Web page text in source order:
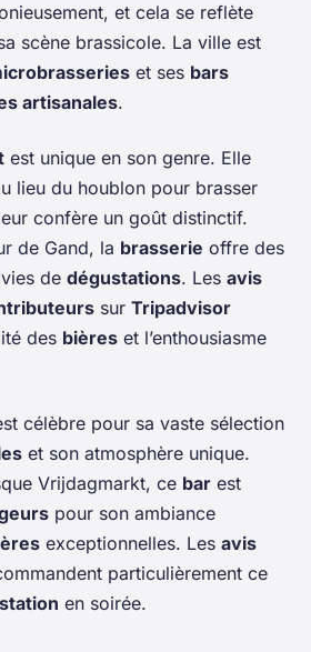
et cela se reflète
scène brassicole. La ville est
et ses bars
artisanales.
est unique en son genre. Elle
lieu du houblon pour brasser
confère un goût distinctif.
de Gand, la brasserie offre des
de dégustations. Les avis
sur Tripadvisor
des bières et l’enthousiasme
célèbre pour sa vaste sélection
et son atmosphère unique.
Vrijdagmarkt, ce bar est
pour son ambiance
exceptionnelles. Les avis
particulièrement ce
en soirée.